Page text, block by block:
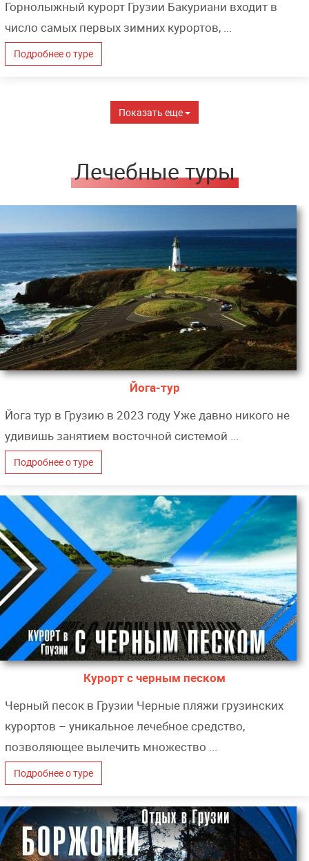
Горнолыжный курорт Грузии Бакуриани входит в
число самых первых зимних курортов, ...
Подробнее о туре
Показать еще
Лечебные туры
Йога-тур
Йога тур в Грузию в 2023 году Уже давно никого не
удивишь занятием восточной системой ...
Подробнее о туре
Курорт с черным песком
Черный песок в Грузии Черные пляжи грузинских
курортов – уникальное лечебное средство,
позволяющее вылечить множество ...
Подробнее о туре